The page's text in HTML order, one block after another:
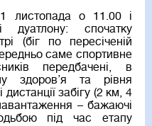
листопада о 11.00 і
дуатлону: спочатку
(біг по пересіченій
саме спортивне
передбачені, в
здоров’я та рівня
дистанції забігу (2 км, 4
– бажаючі
під час етапу